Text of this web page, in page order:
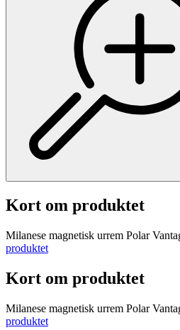
Kort om produktet
Milanese magnetisk urrem Polar
produktet
Kort om produktet
Milanese magnetisk urrem Polar
produktet